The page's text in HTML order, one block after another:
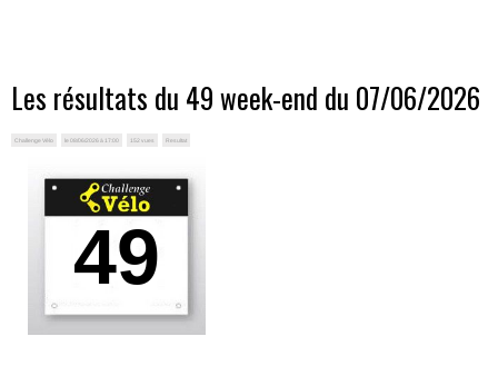
Les résultats du 49 week-end du 07/06/2026
Challenge Vélo le 08/06/2026 à 17:00 152 vues Resultat
49